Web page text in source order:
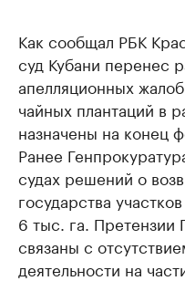
Как сообщал РБК
суд Кубани перенес
апелляционных
чайных плантаций в
назначены на конец
Ранее
судах решений о
государства
6 тыс. га. Претензии
связаны с
деятельности на